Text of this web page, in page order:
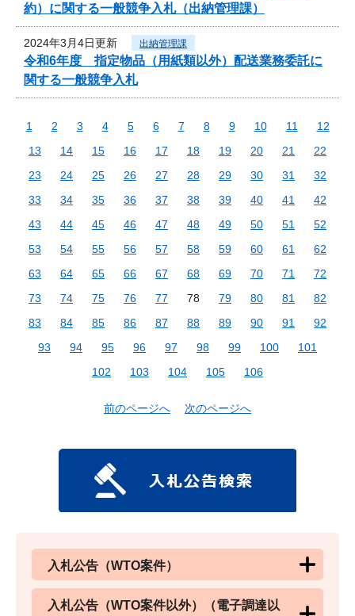
約）に関する一般競争入札（出納管理課）
2024年3月4日更新 出納管理課
令和6年度 指定物品（用紙類以外）配送業務委託に
関する一般競争入札
1 2 3 4 5 6 7 8 9 10 11
12
13
14 15 16 17 18 19 20 21
22
23
24 25 26 27 28 29 30 31
32
33
34 35 36 37 38 39 40 41
42
43
44 45 46 47 48 49 50 51
52
53
54 55 56 57 58 59 60 61
62
63
64 65 66 67 68 69 70 71
72
73
74 75 76 77 78 79 80 81
82
83
84 85 86 87 88 89 90 91
92
93
94 95 96 97 98 99 100
101
102
103 104 105 106
前のページへ 次のページへ
入札公告（WTO案件）
入札公告（WTO案件以外）（電子調達以